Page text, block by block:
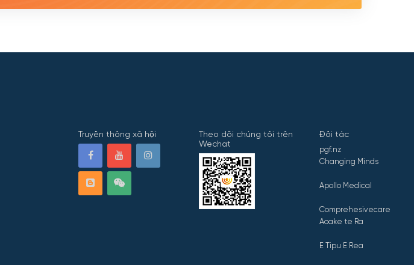
Truyền thông xã hội
Theo dõi chúng tôi trên
Wechat
Đối tác
pgf.nz
Changing Minds
Apollo Medical
Comprehesivecare
Aoake te Ra
E Tipu E Rea